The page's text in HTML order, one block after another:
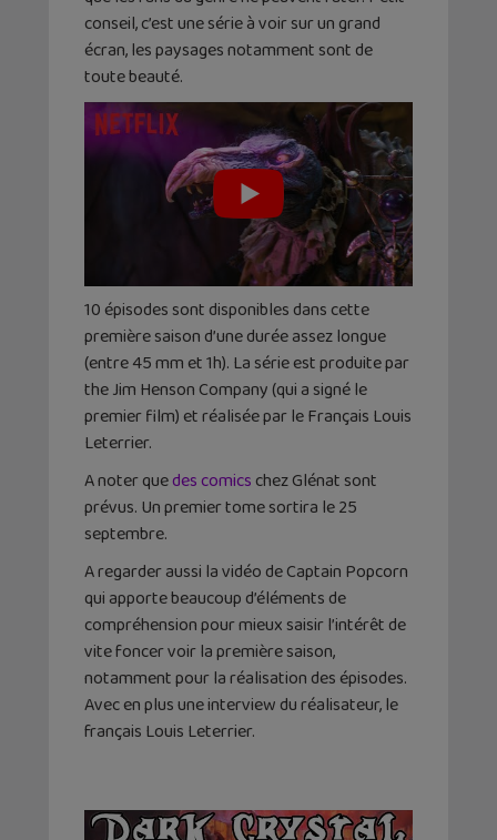
conseil, c’est une série à voir sur un grand
écran, les paysages notamment sont de
toute beauté.
10 épisodes sont disponibles dans cette
première saison d’une durée assez longue
(entre 45 mm et 1h). La série est produite par
the Jim Henson Company (qui a signé le
premier film) et réalisée par le Français Louis
Leterrier.
A noter quedes comics chez Glénat sont
prévus. Un premier tome sortira le 25
septembre.
A regarder aussi la vidéo de Captain Popcorn
qui apporte beaucoup d’éléments de
compréhension pour mieux saisir l’intérêt de
vite foncer voir la première saison,
notamment pour la réalisation des épisodes.
Avec en plus une interview du réalisateur, le
français Louis Leterrier.